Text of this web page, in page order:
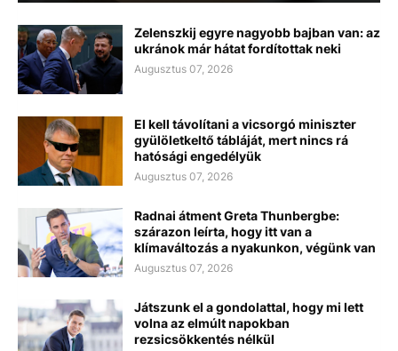
Zelenszkij egyre nagyobb bajban van: az
ukránok már hátat fordítottak neki
Augusztus 07, 2026
El kell távolítani a vicsorgó miniszter
gyülöletkeltő tábláját, mert nincs rá
hatósági engedélyük
Augusztus 07, 2026
Radnai átment Greta Thunbergbe:
szárazon leírta, hogy itt van a
klímaváltozás a nyakunkon, végünk van
Augusztus 07, 2026
Játszunk el a gondolattal, hogy mi lett
volna az elmúlt napokban
rezsicsökkentés nélkül